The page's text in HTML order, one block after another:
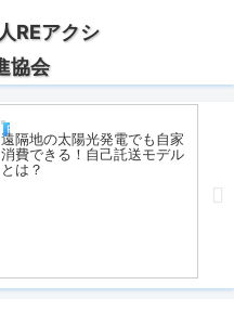
REアクション
遠隔地の太陽光発電でも自家
消費できる！自己託送モデル
とは？